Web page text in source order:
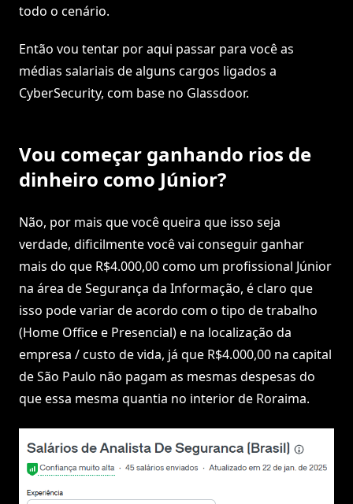
todo o cenário.
Então vou tentar por aqui passar para você as
médias salariais de alguns cargos ligados a
CyberSecurity, com base no Glassdoor.
Vou começar ganhando rios de
dinheiro como Júnior?
Não, por mais que você queira que isso seja
verdade, dificilmente você vai conseguir ganhar
mais do que R$4.000,00 como um profissional Júnior
na área de Segurança da Informação, é claro que
isso pode variar de acordo com o tipo de trabalho
(Home Office e Presencial) e na localização da
empresa / custo de vida, já que R$4.000,00 na capital
de São Paulo não pagam as mesmas despesas do
que essa mesma quantia no interior de Roraima.